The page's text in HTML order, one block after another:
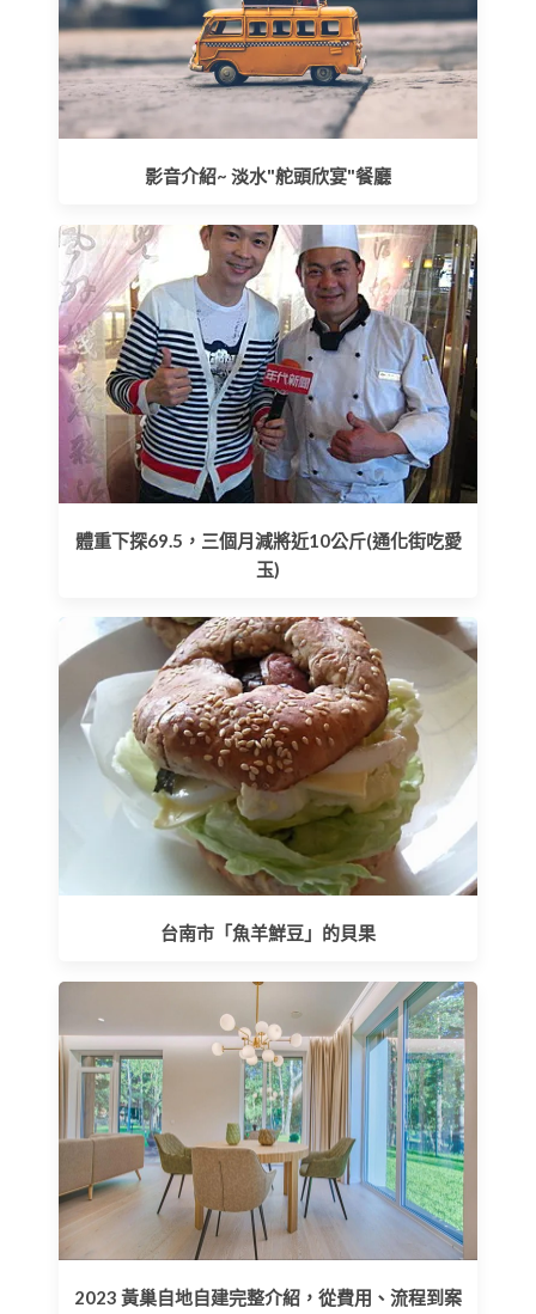
影音介紹~ 淡水"舵頭欣宴"餐廳
體重下探69.5，三個月減將近10公斤(通化街吃愛
玉)
台南市「魚羊鮮豆」的貝果
2023 黃巢自地自建完整介紹，從費用、流程到案